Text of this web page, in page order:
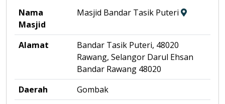
Nama
Masjid
Masjid Bandar Tasik Puteri
Alamat
Bandar Tasik Puteri, 48020
Rawang, Selangor Darul Ehsan
Bandar Rawang 48020
Daerah
Gombak